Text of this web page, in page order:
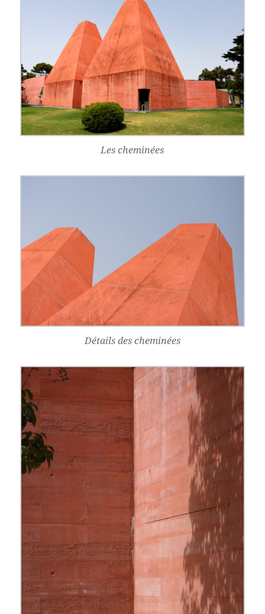
Les cheminées
Détails des cheminées